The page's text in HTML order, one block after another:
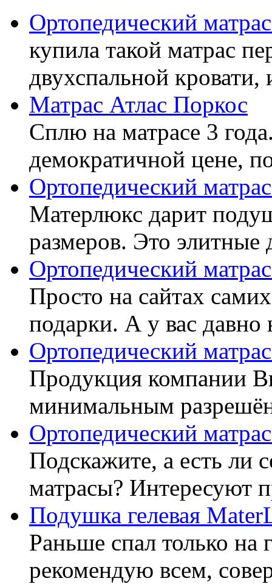
Ортопедический
купила такой матрас
двухспальной
Матрас Атлас Поркос
Сплю на матрасе 3
демократичной цене,
Ортопедический
Матерлюкс дарит
размеров. Это элитные
Ортопедический
Просто на сайтах
подарки. А у вас
Ортопедический
Продукция компании
минимальным
Ортопедический
Подскажите, а есть ли
матрасы? Интересуют
Подушка гелевая
Раньше спал только на
рекомендую всем,